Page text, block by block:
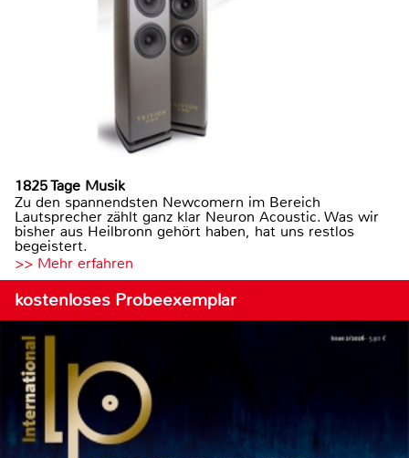
1825 Tage Musik
Zu den spannendsten Newcomern im Bereich
Lautsprecher zählt ganz klar Neuron Acoustic. Was wir
bisher aus Heilbronn gehört haben, hat uns restlos
begeistert.
>> Mehr erfahren
kostenloses Probeexemplar